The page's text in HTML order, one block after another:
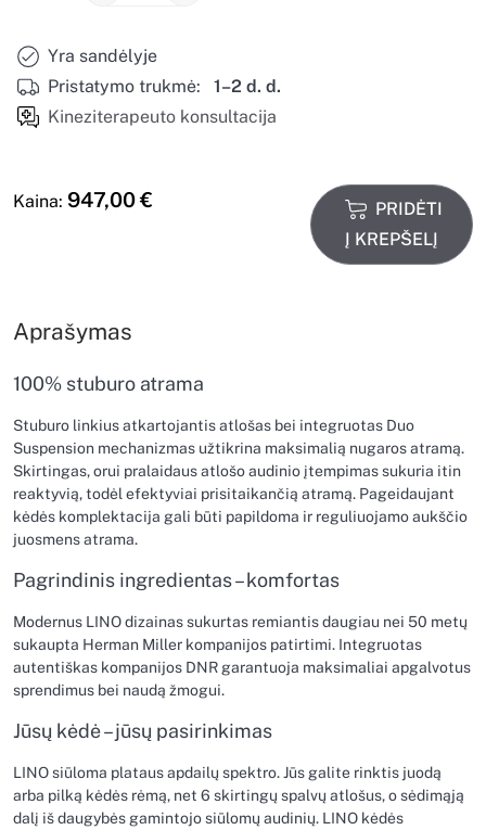
Yra sandėlyje
Pristatymo trukmė:
1–2 d. d.
Kineziterapeuto konsultacija
Kaina: 947,00€
PRIDĖTI
Į KREPŠELĮ
Aprašymas
100% stuburo atrama
Stuburo linkius atkartojantis atlošas bei integruotas Duo
Suspension mechanizmas užtikrina maksimalią nugaros atramą.
Skirtingas, orui pralaidaus atlošo audinio įtempimas sukuria itin
reaktyvią, todėl efektyviai prisitaikančią atramą. Pageidaujant
kėdės komplektacija gali būti papildoma ir reguliuojamo aukščio
juosmens atrama.
Pagrindinis ingredientas – komfortas
Modernus LINO dizainas sukurtas remiantis daugiau nei 50 metų
sukaupta Herman Miller kompanijos patirtimi. Integruotas
autentiškas kompanijos DNR garantuoja maksimaliai apgalvotus
sprendimus bei naudą žmogui.
Jūsų kėdė – jūsų pasirinkimas
LINO siūloma plataus apdailų spektro. Jūs galite rinktis juodą
arba pilką kėdės rėmą, net 6 skirtingų spalvų atlošus, o sėdimąją
dalį iš daugybės gamintojo siūlomų audinių. LINO kėdės